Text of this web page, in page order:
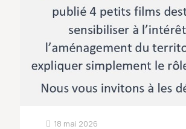
18 mai 2026